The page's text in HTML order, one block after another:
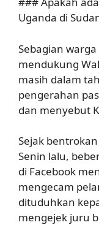
Uganda di
Sebagian
mendukung
masih dalam
pengerahan
dan menyebut
Sejak
Senin lalu,
di Facebook
mengecam
dituduhkan
mengejek juru